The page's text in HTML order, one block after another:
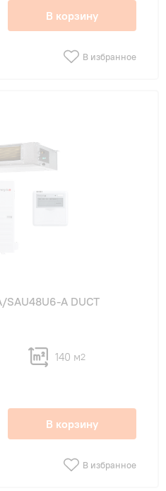
В корзину
В избранное
SAU48U6-A DUCT
140 м2
В корзину
В избранное